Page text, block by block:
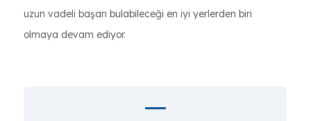
uzun vadeli başarı bulabileceği en iyi yerlerden biri
olmaya devam ediyor.